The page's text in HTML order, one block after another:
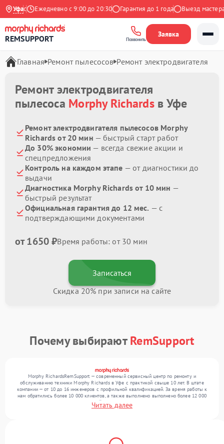
Уфа Ежедневно с 9:00 до 20:30 Гарантия до 1 года Выезд мастера
REMSUPPORT Позвонить
Заявка
Главная Ремонт пылесосов Ремонт электродвигателя
Ремонт электродвигателя
пылесоса Morphy Richardsв Уфе
Ремонт электродвигателя пылесосов Morphy
Richards от 20 мин — быстрый старт работ
До 30% экономии — всегда свежие акции и
спецпредложения
Контроль на каждом этапе — от диагностики до
выдачи
Диагностика Morphy Richards от 10 мин —
быстрый результат
Официальная гарантия до 12 мес. — с
подтверждающими документами
от 1650 ₽Время работы: от 30 мин
Записаться
Скидка 20% при записи на сайте
Почему выбираютRemSupport
Morphy RichardsRemSupport — современный сервисный центр по ремонту и
обслуживанию техники Morphy Richards в Уфе с практикой свыше 10 лет. В штате
компании — от 10 до 16 инженеров с профильной квалификацией. За время работы к
нам обратились более 10 000 клиентов, а также выполнено выполнено более 12 000
ремонтов. Ежемесячно в сервисный центр поступает свыше 300 единиц техники,
включая , , . Мы устраняем поломки любой сложности и обеспечиваем надежный
Читать далее